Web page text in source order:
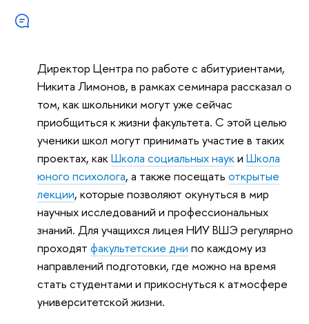
Директор Центра по работе с абитуриентами,
Никита Лимонов, в рамках семинара рассказал о
том, как школьники могут уже сейчас
приобщиться к жизни факультета. С этой целью
ученики школ могут принимать участие в таких
проектах, какШкола социальных науки Школа
юного психолога, а также посещать открытые
лекции, которые позволяют окунуться в мир
научных исследований и профессиональных
знаний. Для учащихся лицея НИУ ВШЭ регулярно
проходят факультетские дни по каждому из
направлений подготовки, где можно на время
стать студентами и прикоснуться к атмосфере
университетской жизни.